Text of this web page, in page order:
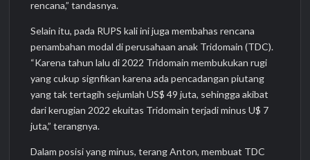
rencana,” tandasnya.
Selain itu, pada RUPS kali ini juga membahas rencana
penambahan modal di perusahaan anak Tridomain (TDC).
“Karena tahun lalu di 2022 Tridomain membukukan rugi
yang cukup signfikan karena ada pencadangan piutang
yang tak tertagih sejumlah US$ 49 juta, sehingga akibat
dari kerugian 2022 ekuitas Tridomain terjadi minus U$ 7
juta,” terangnya.
Dalam posisi yang minus, terang Anton, membuat TDC